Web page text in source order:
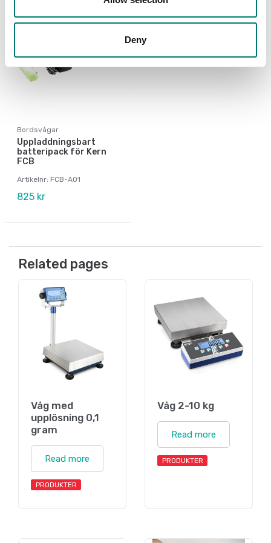
Deny
Bordsvågar
Uppladdningsbart
batteripack för Kern
FCB
Artikelnr: FCB-A01
825 kr
Related pages
Våg med
upplösning 0,1
gram
Read more
PRODUKTER
Våg 2-10 kg
Read more
PRODUKTER